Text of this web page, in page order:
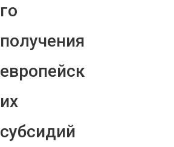
го
получения
европейск
их
субсидий